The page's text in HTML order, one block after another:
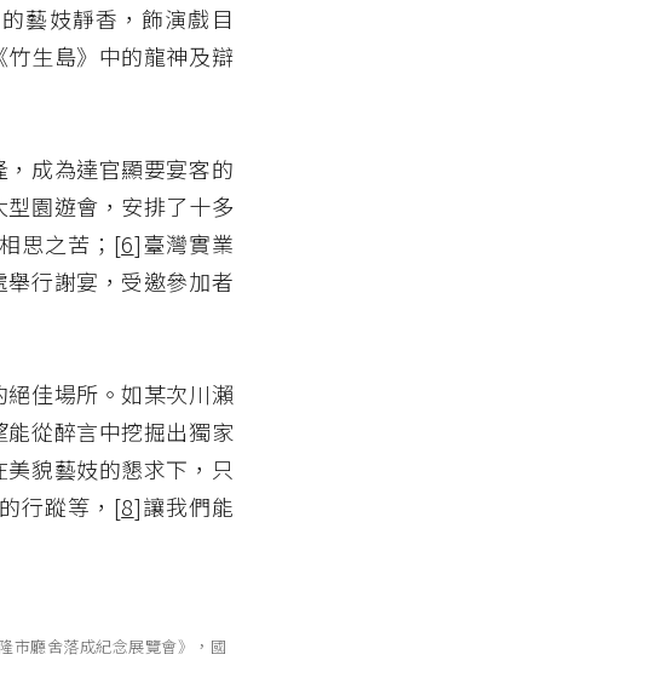
藝妓靜香，飾演戲目
竹生島》中的龍神及辯
成為達官顯要宴客的
園遊會，安排了十多
思之苦；[6]臺灣實業
行謝宴，受邀參加者
佳場所。如某次川瀨
從醉言中挖掘出獨家
貌藝妓的懇求下，只
行蹤等，[8]讓我們能
市廳舍落成紀念展覽會》，國